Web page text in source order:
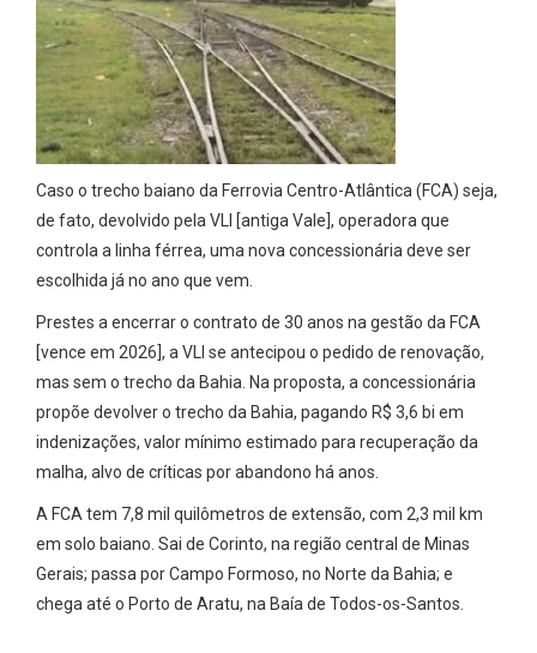
Caso o trecho baiano da Ferrovia Centro-Atlântica (FCA) seja,
de fato, devolvido pela VLI [antiga Vale], operadora que
controla a linha férrea, uma nova concessionária deve ser
escolhida já no ano que vem.
Prestes a encerrar o contrato de 30 anos na gestão da FCA
[vence em 2026], a VLI se antecipou o pedido de renovação,
mas sem o trecho da Bahia. Na proposta, a concessionária
propõe devolver o trecho da Bahia, pagando R$ 3,6 bi em
indenizações, valor mínimo estimado para recuperação da
malha, alvo de críticas por abandono há anos.
A FCA tem 7,8 mil quilômetros de extensão, com 2,3 mil km
em solo baiano. Sai de Corinto, na região central de Minas
Gerais; passa por Campo Formoso, no Norte da Bahia; e
chega até o Porto de Aratu, na Baía de Todos-os-Santos.